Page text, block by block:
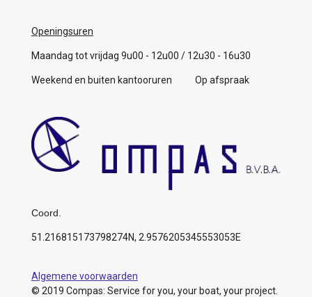
Openingsuren
Maandag tot vrijdag 9u00 - 12u00 / 12u30 - 16u30
Weekend en buiten kantooruren Op afspraak
Coord.
51.216815173798274N, 2.9576205345553053E
Algemene voorwaarden
© 2019 Compas: Service for you, your boat, your project.